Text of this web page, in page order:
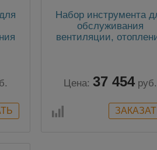
Набор инструмента
обслуживания
вентиляции,
Цена: 37 454 руб.